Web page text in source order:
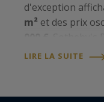
d'exception
m² et des prix
acheteurs dans
LIRE LA SUITE